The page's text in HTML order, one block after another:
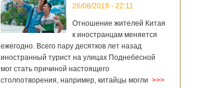
26/08/2018 - 22:11
Отношение жителей Китая
к иностранцам меняется
ежегодно. Всего пару десятков лет назад
иностранный турист на улицах Поднебесной
мог стать причиной настоящего
столпотворения, например, китайцы могли >>>